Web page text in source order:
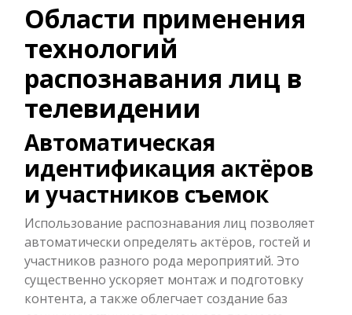
Области применения
технологий
распознавания лиц в
телевидении
Автоматическая
идентификация актёров
и участников съемок
Использование распознавания лиц позволяет
автоматически определять актёров, гостей и
участников разного рода мероприятий. Это
существенно ускоряет монтаж и подготовку
контента, а также облегчает создание баз